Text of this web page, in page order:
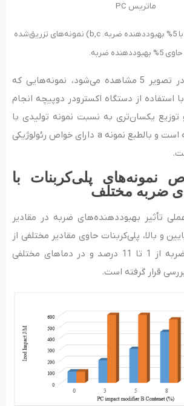
ماتریس PC
a) نمونه کامپاندشده با 5% بهبوددهنده ضربه. b,c) نمونه‌های تزریق‌شده
حاوی 5% بهبوددهنده ضربه.
همان‌طوری که در تصویر 5 مشاهده می­‌شود، نمونه‌هایی که
با استفاده از دستگاه اکسترودر دوپیچه انجام
یکسان‌تری به نسبت نمونه تولیدی با
دستگاه تزریق داشته است و بالطبع نمونه a دارای خواص رئولوژیکی
نمونه‌­های پلی­‌کربنات با
ضربه مختلف
تأثیر بهبوددهنده‌های ضربه در مقادیر
و بالا، پلی‌کربنات حاوی مقادیر مختلفی از
عامل بهبوددهنده ضربه از 1 تا 11 درصد و در دماهای مختلفی